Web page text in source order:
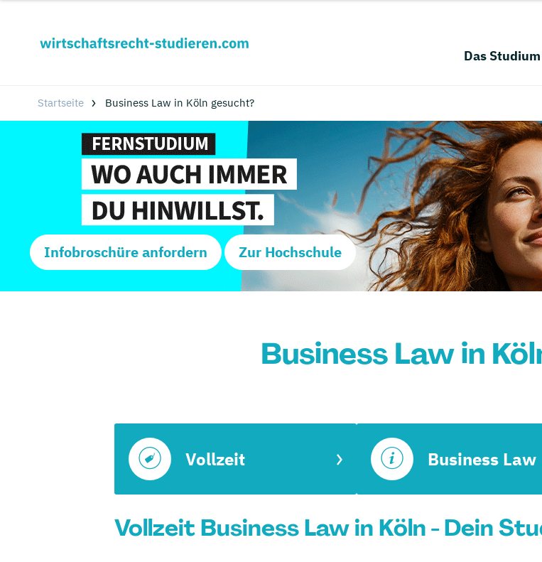
Das Studium
Startseite Business Law in Köln gesucht?
Infobroschüre anfordern Zur Hochschule
Business Law in
Vollzeit Business Law
Vollzeit Business Law in Köln - Dein